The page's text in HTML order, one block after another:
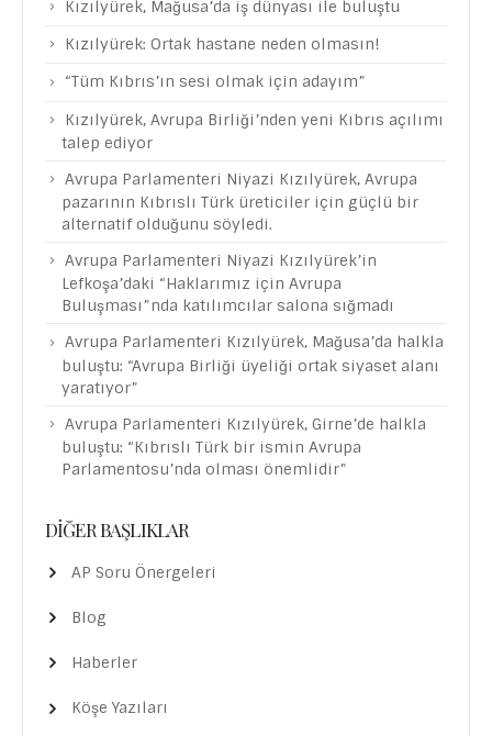
Kızılyürek: Ortak hastane neden olmasın!
“Tüm Kıbrıs’ın sesi olmak için adayım”
Kızılyürek, Avrupa Birliği’nden yeni Kıbrıs açılımı
talep ediyor
Avrupa Parlamenteri Niyazi Kızılyürek, Avrupa
pazarının Kıbrıslı Türk üreticiler için güçlü bir
alternatif olduğunu söyledi.
Avrupa Parlamenteri Niyazi Kızılyürek’in
Lefkoşa’daki “Haklarımız için Avrupa
Buluşması”nda katılımcılar salona sığmadı
Avrupa Parlamenteri Kızılyürek, Mağusa’da halkla
buluştu: “Avrupa Birliği üyeliği ortak siyaset alanı
yaratıyor”
Avrupa Parlamenteri Kızılyürek, Girne’de halkla
buluştu: “Kıbrıslı Türk bir ismin Avrupa
Parlamentosu’nda olması önemlidir”
DIĞER BAŞLIKLAR
AP Soru Önergeleri
Blog
Haberler
Köşe Yazıları